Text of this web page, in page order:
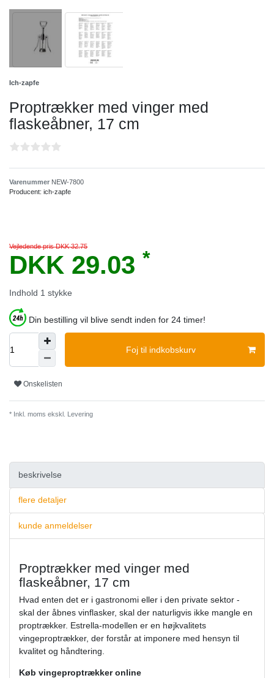
Ich-zapfe
Proptrækker med vinger med
flaskeåbner, 17 cm
Varenummer NEW-7800
Producent: ich-zapfe
Vejledende pris DKK 32.75
DKK 29.03 *
Indhold 1 stykke
Din bestilling vil blive sendt inden for 24 timer!
Foj til indkobskurv
Onskelisten
* Inkl. moms ekskl. Levering
beskrivelse
flere detaljer
kunde anmeldelser
Proptrækker med vinger med
flaskeåbner, 17 cm
Hvad enten det er i gastronomi eller i den private sektor -
skal der åbnes vinflasker, skal der naturligvis ikke mangle en
proptrækker. Estrella-modellen er en højkvalitets
vingeproptrækker, der forstår at imponere med hensyn til
kvalitet og håndtering.
Køb vingeproptrækker online